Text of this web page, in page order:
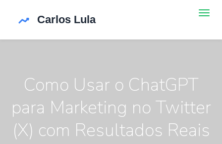
Como Usar o ChatGPT
para Marketing no Twitter
(X) com Resultados Reais